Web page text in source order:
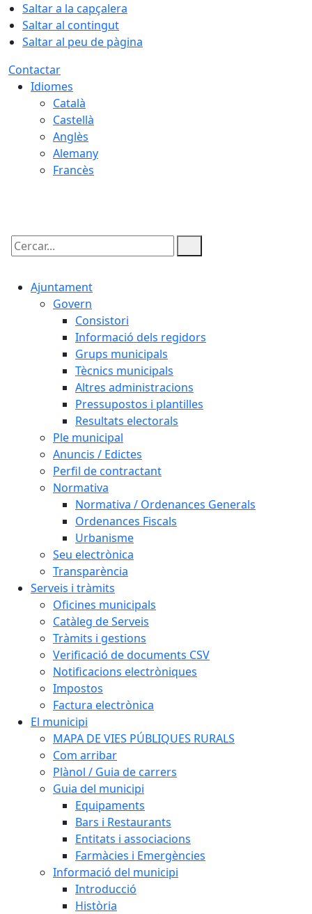
Saltar a la capçalera
Saltar al contingut
Saltar al peu de pàgina
Contactar
Idiomes
Català
Castellà
Anglès
Alemany
Francès
Cercar:
Ajuntament
Govern
Consistori
Informació dels regidors
Grups municipals
Tècnics municipals
Altres administracions
Pressupostos i plantilles
Resultats electorals
Ple municipal
Anuncis / Edictes
Perfil de contractant
Normativa
Normativa / Ordenances Generals
Ordenances Fiscals
Urbanisme
Seu electrònica
Transparència
Serveis i tràmits
Oficines municipals
Catàleg de Serveis
Tràmits i gestions
Verificació de documents CSV
Notificacions electròniques
Impostos
Factura electrònica
El municipi
MAPA DE VIES PÚBLIQUES RURALS
Com arribar
Plànol / Guia de carrers
Guia del municipi
Equipaments
Bars i Restaurants
Entitats i associacions
Farmàcies i Emergències
Informació del municipi
Introducció
Història